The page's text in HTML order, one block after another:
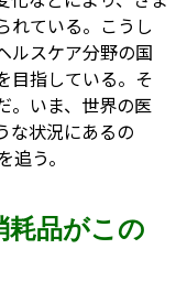
れている。こうし
ルスケア分野の国
目指している。そ
。いま、世界の医
な状況にあるの
う。
耗品がこの